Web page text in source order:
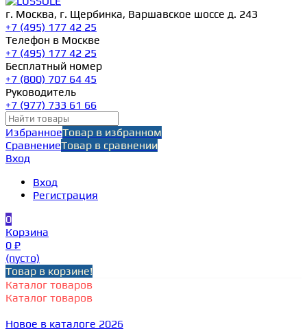
г. Москва, г. Щербинка, Варшавское шоссе д. 243
+7 (495) 177 42 25
Телефон в Москве
+7 (495) 177 42 25
Бесплатный номер
+7 (800) 707 64 45
Руководитель
+7 (977) 733 61 66
ИзбранноеТовар в избранном
СравнениеТовар в сравнении
Вход
Вход
Регистрация
0
Корзина
0 ₽
(пусто)
Товар в корзине!
Каталог товаров
Каталог товаров
Новое в каталоге 2026